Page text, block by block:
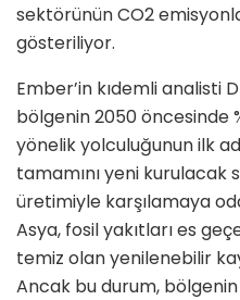
sektörünün CO2
gösteriliyor.
Ember’in kıdemli analisti
bölgenin 2050 öncesinde
yönelik yolculuğunun ilk
tamamını yeni kurulacak
üretimiyle karşılamaya
Asya, fosil yakıtları es
temiz olan yenilenebilir
Ancak bu durum,